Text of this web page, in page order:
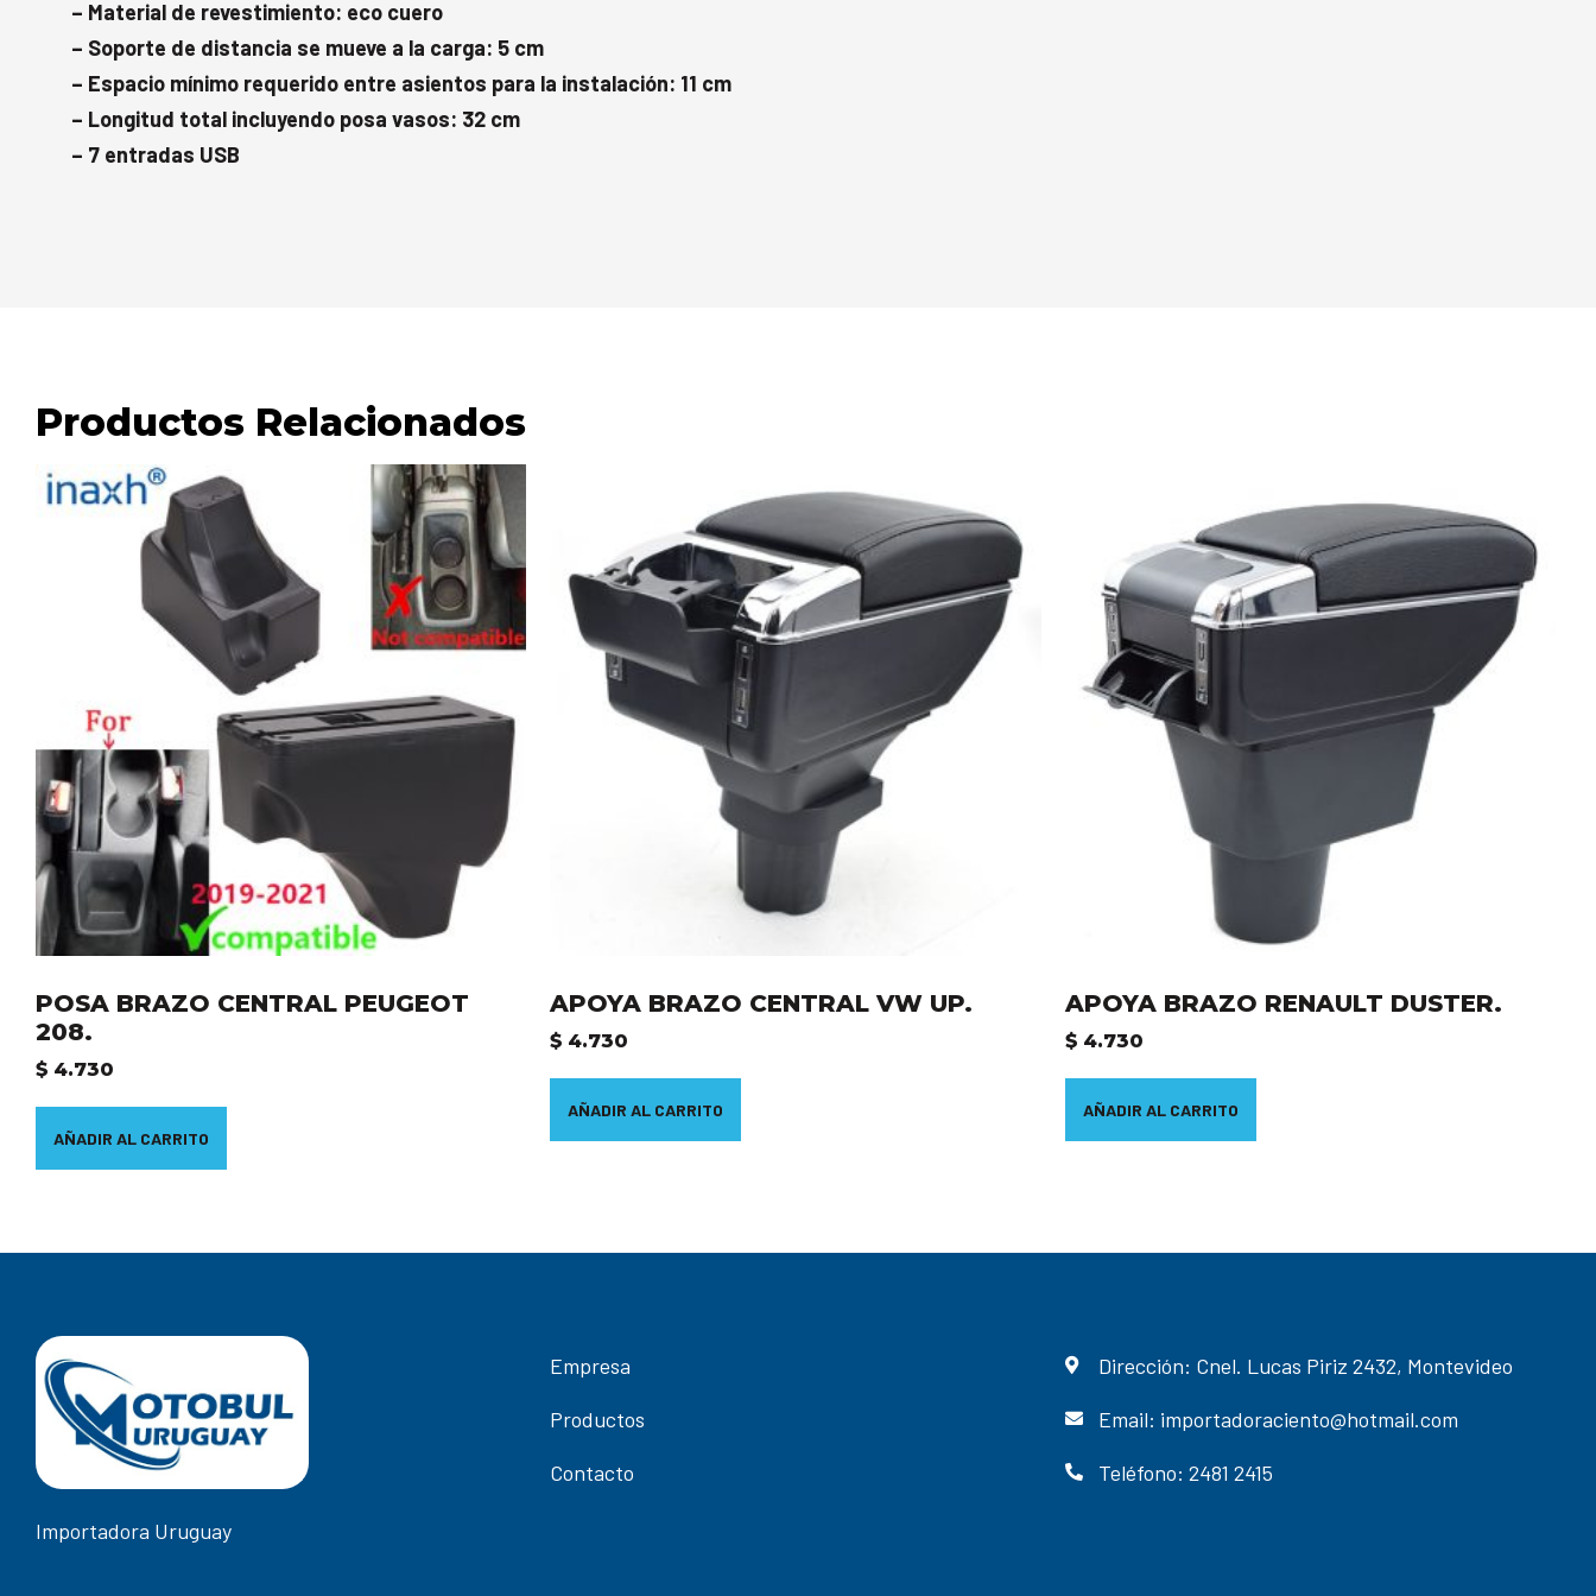
– Material de revestimiento: eco cuero
– Soporte de distancia se mueve a la carga: 5 cm
– Espacio mínimo requerido entre asientos para la instalación: 11 cm
– Longitud total incluyendo posa vasos: 32 cm
– 7 entradas USB
Productos Relacionados
POSA BRAZO CENTRAL PEUGEOT
208.
$ 4.730
AÑADIR AL CARRITO
APOYA BRAZO CENTRAL VW UP.
$ 4.730
AÑADIR AL CARRITO
APOYA BRAZO RENAULT DUSTER.
$ 4.730
AÑADIR AL CARRITO
Importadora Uruguay
Empresa
Productos
Contacto
Dirección: Cnel. Lucas Piriz 2432, Montevideo
Email: importadoraciento@hotmail.com
Teléfono: 2481 2415